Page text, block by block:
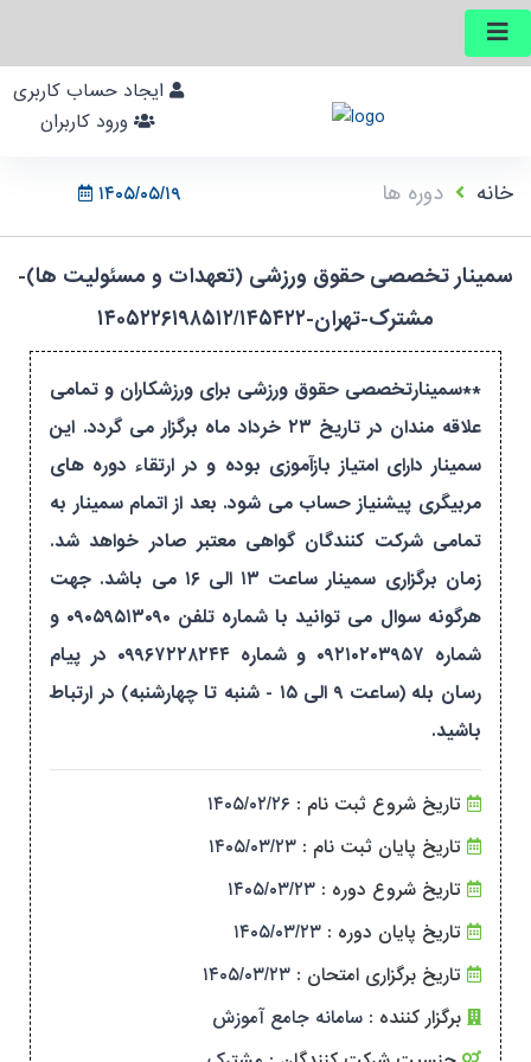
۱۴۰۵/۰۵/۱۹ خانه دوره ها
سمینار تخصصی حقوق ورزشی (تعهدات و مسئولیت ها)-
مشترک-تهران-۱۴۰۵۲۲۶۱۹۸۵۱۲/۱۴۵۴۲۲
**سمینارتخصصی حقوق ورزشی برای ورزشکاران و تمامی
علاقه مندان در تاریخ ۲۳ خرداد ماه برگزار می گردد. این
سمینار دارای امتیاز بازآموزی بوده و در ارتقاء دوره های
مربیگری پیشنیاز حساب می شود. بعد از اتمام سمینار به
تمامی شرکت کنندگان گواهی معتبر صادر خواهد شد.
زمان برگزاری سمینار ساعت ۱۳ الی ۱۶ می باشد. جهت
هرگونه سوال می توانید با شماره تلفن ۰۹۰۵۹۵۱۳۰۹۰ و
شماره ۰۹۲۱۰۲۰۳۹۵۷ و شماره ۰۹۹۶۷۲۲۸۲۴۴ در پیام
رسان بله (ساعت ۹ الی ۱۵ - شنبه تا چهارشنبه) در ارتباط
باشید.
تاریخ شروع ثبت نام : ۱۴۰۵/۰۲/۲۶
تاریخ پایان ثبت نام : ۱۴۰۵/۰۳/۲۳
تاریخ شروع دوره : ۱۴۰۵/۰۳/۲۳
تاریخ پایان دوره : ۱۴۰۵/۰۳/۲۳
تاریخ برگزاری امتحان : ۱۴۰۵/۰۳/۲۳
برگزار کننده : سامانه جامع آموزش